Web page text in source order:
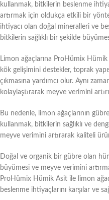
kullanmak, bitkilerin beslenme
artırmak için oldukça etkili bir
ihtiyacı olan doğal mineralleri ve
bitkilerin sağlıklı bir şekilde
Limon ağaçlarına ProHümix Hümik
kök gelişimini destekler, toprak
çıkmasına yardımcı olur. Aynı
kolaylaştırarak meyve verimini
Bu nedenle, limon ağaçlarının
kullanmak, bitkilerin sağlıklı ve
meyve verimini artırarak kaliteli
Doğal ve organik bir gübre olan
büyümesi ve meyve verimini
ProHümix Hümik Asit ile limon
beslenme ihtiyaçlarını karşılar ve